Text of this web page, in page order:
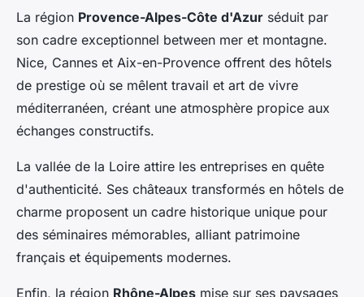
La région Provence-Alpes-Côte d'Azur séduit par
son cadre exceptionnel between mer et montagne.
Nice, Cannes et Aix-en-Provence offrent des hôtels
de prestige où se mêlent travail et art de vivre
méditerranéen, créant une atmosphère propice aux
échanges constructifs.
La vallée de la Loire attire les entreprises en quête
d'authenticité. Ses châteaux transformés en hôtels de
charme proposent un cadre historique unique pour
des séminaires mémorables, alliant patrimoine
français et équipements modernes.
Enfin, la région Rhône-Alpes mise sur ses paysages